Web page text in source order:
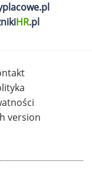
HR.pl
version